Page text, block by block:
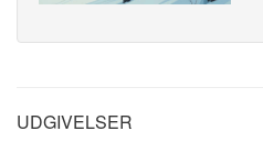
UDGIVELSER